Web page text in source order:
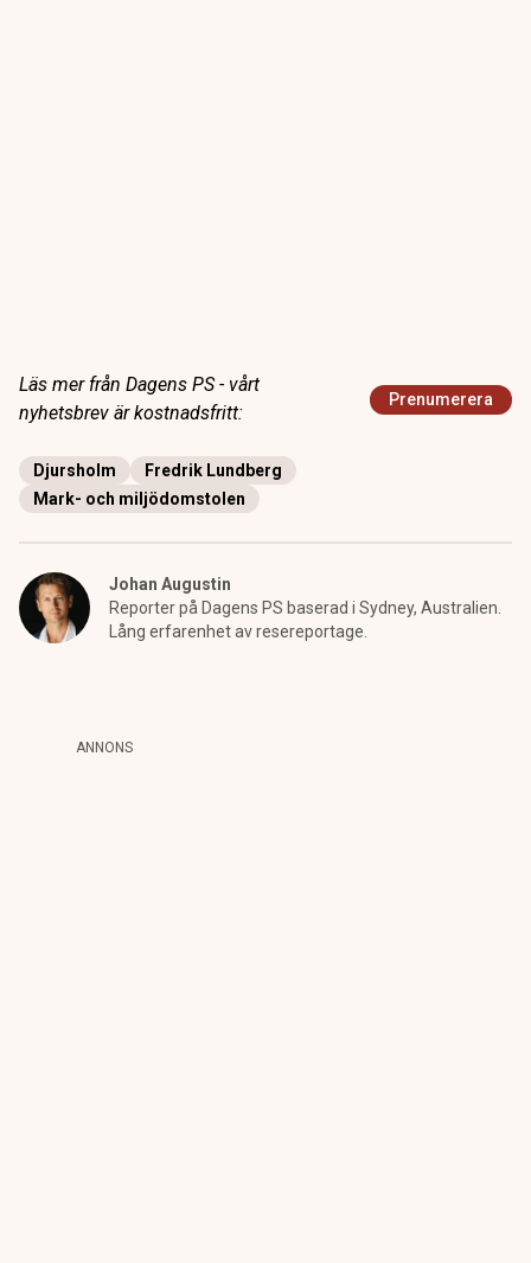
Läs mer från Dagens PS - vårt
nyhetsbrev är kostnadsfritt:
Prenumerera
Djursholm
Fredrik Lundberg
Mark- och miljödomstolen
Johan Augustin
Reporter på Dagens PS baserad i Sydney, Australien.
Lång erfarenhet av resereportage.
ANNONS